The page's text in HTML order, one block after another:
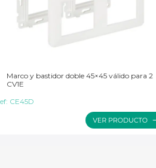
Marco y bastidor doble 45×45 válido para 2
CV1E
CE45D